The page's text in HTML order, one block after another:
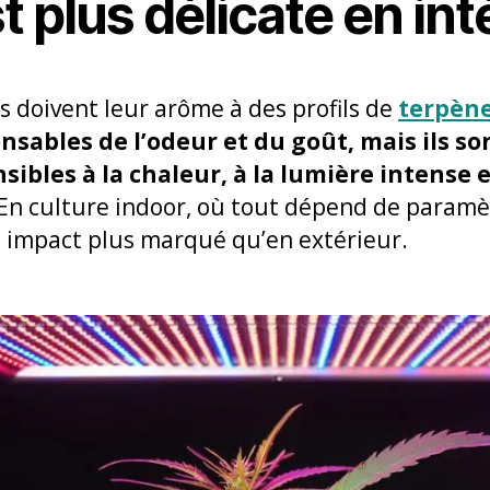
plus délicate en
doivent leur arôme à des profils de
de l’odeur et du goût, mais ils
à la chaleur, à la lumière intense
culture indoor, où tout dépend de
plus marqué qu’en extérieur.